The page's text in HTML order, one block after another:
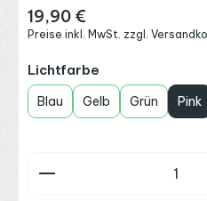
Regulärer Preis:
19,90 €
Preise inkl. MwSt. zzgl.
Lichtfarbe
Blau Gelb Grün Pink
Produkt Anzahl: Gib